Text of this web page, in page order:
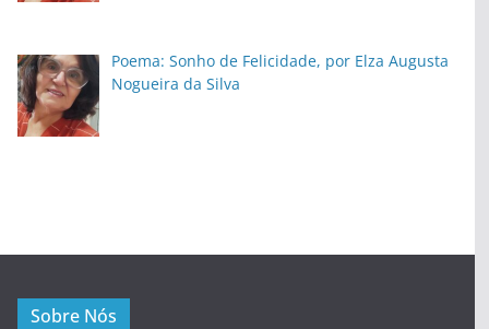
Poema: Sonho de Felicidade, por Elza Augusta
Nogueira da Silva
Sobre Nós